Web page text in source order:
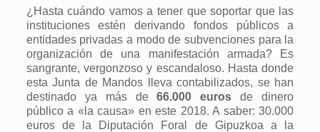
¿Hasta cuándo vamos a tener que soportar que las
instituciones estén derivando fondos públicos a
entidades privadas a modo de subvenciones para la
organización de una manifestación armada? Es
sangrante, vergonzoso y escandaloso. Hasta donde
esta Junta de Mandos lleva contabilizados, se han
destinado ya más de66.000 euros de dinero
público a «la causa» en este 2018. A saber: 30.000
euros de la Diputación Foral de Gipuzkoa a la